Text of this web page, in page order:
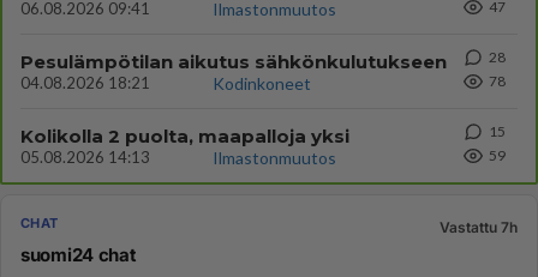
06.08.2026 09:41 Ilmastonmuutos
47
Pesulämpötilan aikutus sähkönkulutukseen
04.08.2026 18:21 Kodinkoneet
28
78
Kolikolla 2 puolta, maapalloja yksi
05.08.2026 14:13 Ilmastonmuutos
15
59
CHAT Vastattu 7h
suomi24 chat